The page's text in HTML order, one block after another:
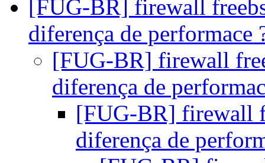
[FUG-BR] firewall
diferença de performace
[FUG-BR] firewall
diferença de
[FUG-BR] firewall
diferença de